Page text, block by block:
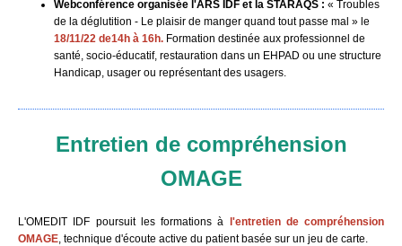
Webconférence organisée l'ARS IDF et la STARAQS : « Troubles
de la déglutition - Le plaisir de manger quand tout passe mal » le
18/11/22 de14h à 16h. Formation destinée aux professionnel de
santé, socio-éducatif, restauration dans un EHPAD ou une structure
Handicap, usager ou représentant des usagers.
Entretien de compréhension
OMAGE
L'OMEDIT IDF poursuit les formations à
l'entretien de compréhension
OMAGE, technique d'écoute active du patient basée sur un jeu de carte.